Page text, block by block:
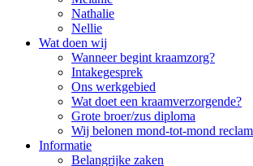
Nathalie
Nellie
Wat doen wij
Wanneer begint kraamzorg?
Intakegesprek
Ons werkgebied
Wat doet een kraamverzorgende?
Grote broer/zus diploma
Wij belonen mond-tot-mond
Informatie
Belangrijke zaken